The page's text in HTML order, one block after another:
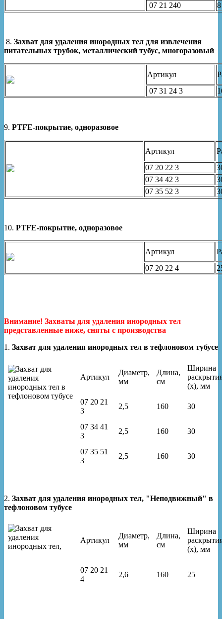
07 21 240
8
8. Захват для удаления инородных тел для извлечения
питательных трубок, металлический тубус, многоразовый
Артикул
07 31 24 3
9. PTFE-покрытие, одноразовое
Артикул
07 20 22 3
07 34 42 3
07 35 52 3
10. PTFE-покрытие, одноразовое
Артикул
07 20 22 4
Внимание! Захваты для удаления инородных тел
представленные ниже, сняты с производства
1. Захват для удаления инородных тел в тефлоновом тубусе
Артикул
Диаметр,
мм
Длина,
см
Ширина
(x), мм
07 20 21
3
2,5 160 30
07 34 41
3
2,5 160 30
07 35 51
3
2,5 160 30
2. Захват для удаления инородных тел, "Неподвижный" в
тефлоновом тубусе
Артикул
Диаметр,
мм
Длина,
см
Ширина
(x), мм
07 20 21
4
2,6 160 25